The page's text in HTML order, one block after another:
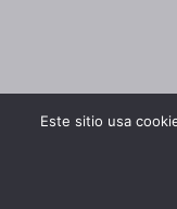
Este sitio usa